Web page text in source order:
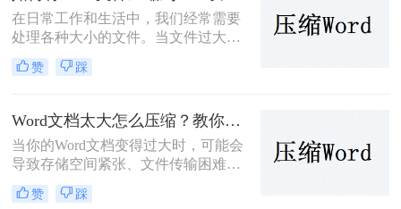
法。
在日常工作和生活中，我们经常需要
处理各种大小的文件。当文件过大
时，不仅占用存储空间，还会影响传
输速度。因此，将文件压缩到合适的
压缩到10M以内呢？本文将介绍三种
将文件压缩到10M以内的方法。
赞 踩
Word文档太大怎么压缩？教你三招轻松压缩！
当你的Word文档变得过大时，可能会
导致存储空间紧张、文件传输困难等
问题。为了应对这些问题，可以采用
以下几种方法来压缩Word文档的大
赞 踩